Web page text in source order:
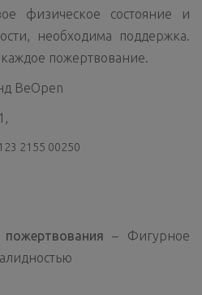
физическое состояние и
необходима поддержка.
пожертвование.
BeOpen
2155 00250
– Фигурное